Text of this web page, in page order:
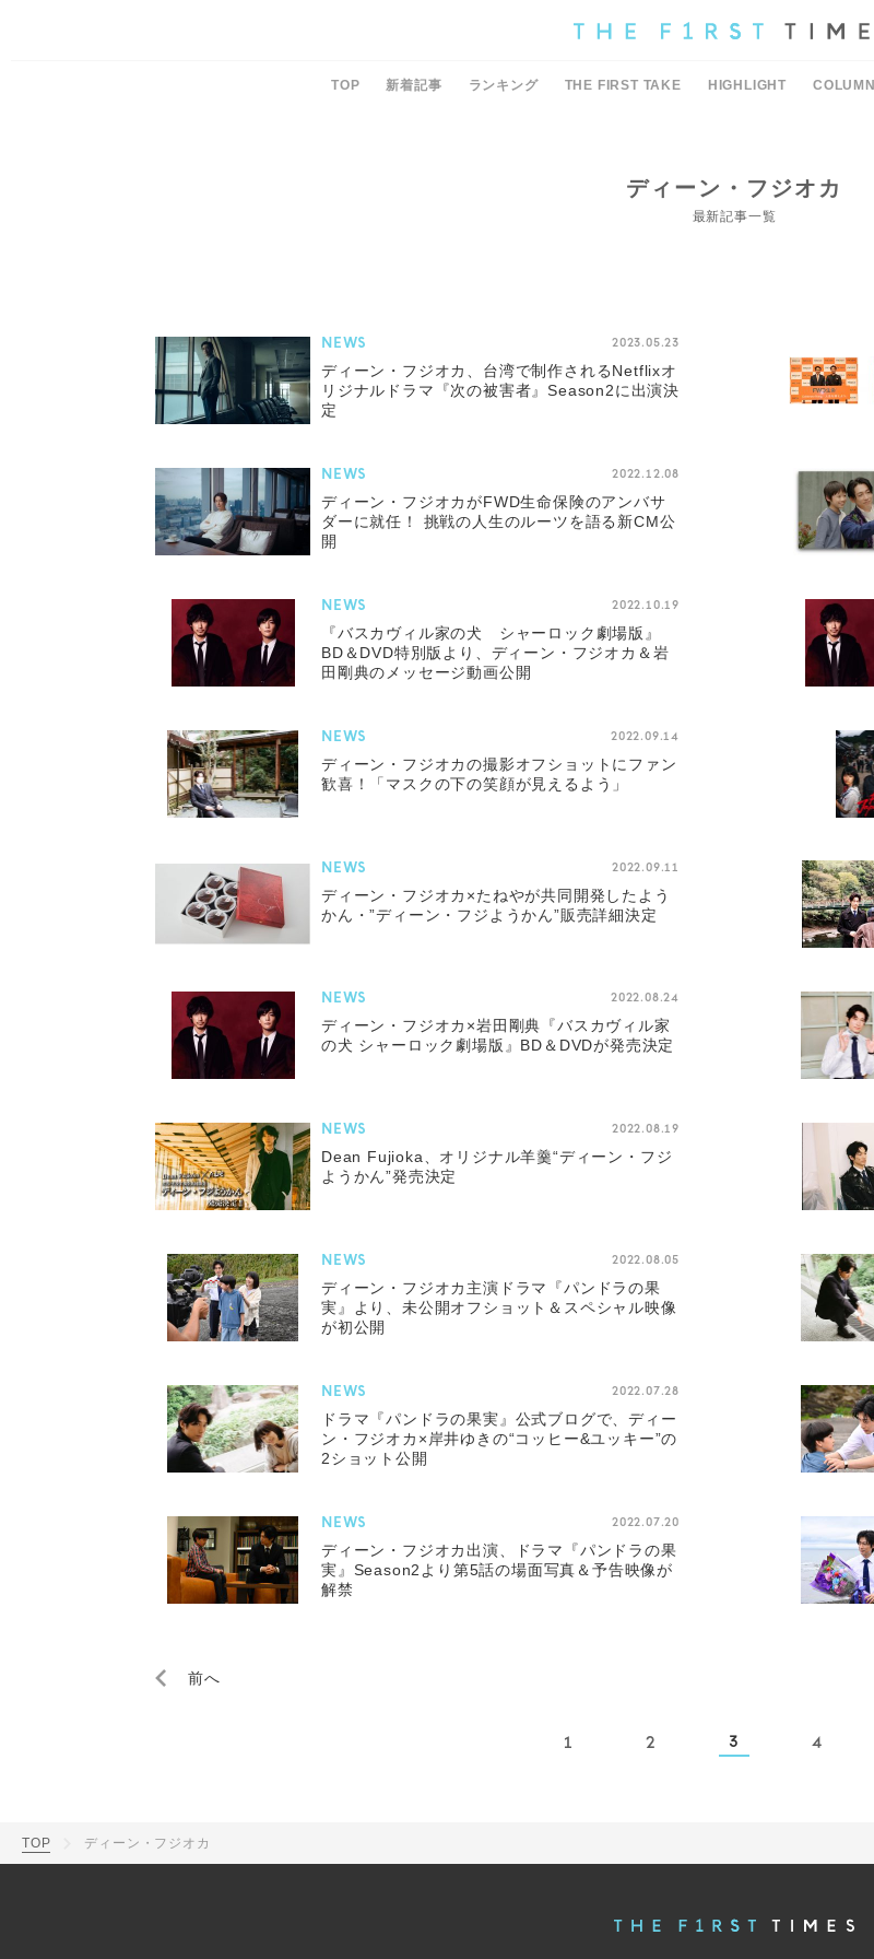
TOP 新着記事 ランキング THE FIRST TAKE HIGHLIGHT COLUMN
ディーン・フジオカ
最新記事一覧
NEWS 2023.05.23
ディーン・フジオカ、台湾で制作されるNetflixオ
リジナルドラマ『次の被害者』Season2に出演決
定
NEWS 2022.12.08
ディーン・フジオカがFWD生命保険のアンバサ
ダーに就任！ 挑戦の人生のルーツを語る新CM公
開
NEWS 2022.10.19
『バスカヴィル家の犬 シャーロック劇場版』
BD＆DVD特別版より、ディーン・フジオカ＆岩
田剛典のメッセージ動画公開
NEWS 2022.09.14
ディーン・フジオカの撮影オフショットにファン
歓喜！「マスクの下の笑顔が見えるよう」
NEWS 2022.09.11
ディーン・フジオカ×たねやが共同開発したよう
かん・”ディーン・フジようかん”販売詳細決定
NEWS 2022.08.24
ディーン・フジオカ×岩田剛典『バスカヴィル家
の犬 シャーロック劇場版』BD＆DVDが発売決定
NEWS 2022.08.19
Dean Fujioka、オリジナル羊羹“ディーン・フジ
ようかん”発売決定
NEWS 2022.08.05
ディーン・フジオカ主演ドラマ『パンドラの果
実』より、未公開オフショット＆スペシャル映像
が初公開
NEWS 2022.07.28
ドラマ『パンドラの果実』公式ブログで、ディー
ン・フジオカ×岸井ゆきの“コッヒー&ユッキー”の
2ショット公開
NEWS 2022.07.20
ディーン・フジオカ出演、ドラマ『パンドラの果
実』Season2より第5話の場面写真＆予告映像が
解禁
前へ
1 2 3 4
TOP ディーン・フジオカ